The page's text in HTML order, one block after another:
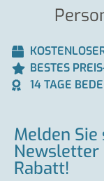
BESTES
14 TAGE
Melden
Newsletter
Rabatt!